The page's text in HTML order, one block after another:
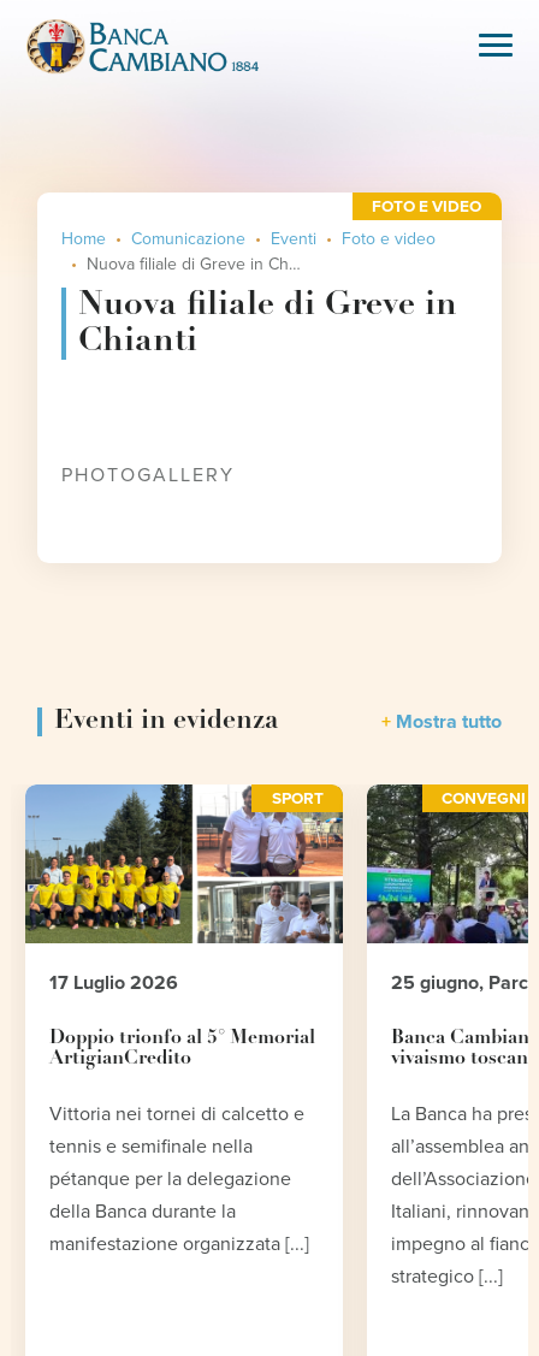
Home Comunicazione Eventi
Foto e video
Nuova filiale di Greve in Chianti
Nuova filiale di Greve in
Chianti
FOTO E VIDEO
PHOTOGALLERY
Eventi in evidenza Mostra tutto
SPORT
17 Luglio 2026
Doppio trionfo al 5° Memorial
ArtigianCredito
Vittoria nei tornei di calcetto e
tennis e semifinale nella
pétanque per la delegazione
della Banca durante la
manifestazione organizzata [...]
CONVEGNI
25 giugno,
Banca
vivaismo toscano
La Banca ha
all’assemblea
Italiani,
impegno al
strategico [...]